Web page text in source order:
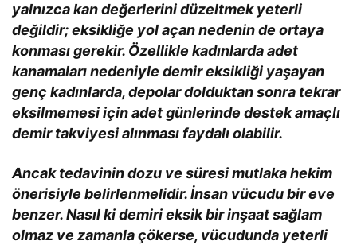
yalnızca kan değerlerini düzeltmek yeterli
değildir; eksikliğe yol açan nedenin de ortaya
konması gerekir. Özellikle kadınlarda adet
kanamaları nedeniyle demir eksikliği yaşayan
genç kadınlarda, depolar dolduktan sonra tekrar
eksilmemesi için adet günlerinde destek amaçlı
demir takviyesi alınması faydalı olabilir.
Ancak tedavinin dozu ve süresi mutlaka hekim
önerisiyle belirlenmelidir. İnsan vücudu bir eve
benzer. Nasıl ki demiri eksik bir inşaat sağlam
olmaz ve zamanla çökerse, vücudunda yeterli